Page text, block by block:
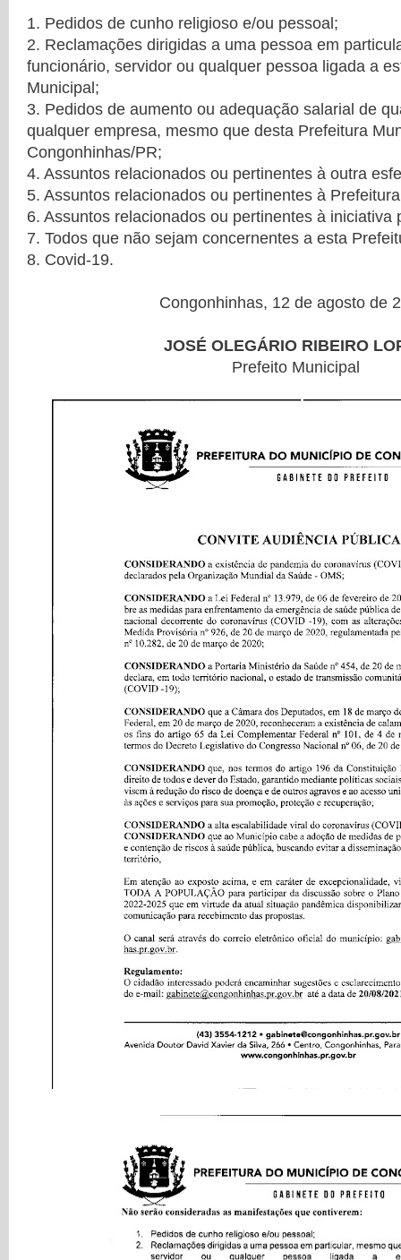
1. Pedidos de cunho religioso e/ou pessoal;
2. Reclamações dirigidas a uma pessoa em
funcionário, servidor ou qualquer pessoa ligada a
Municipal;
3. Pedidos de aumento ou adequação salarial de
qualquer empresa, mesmo que desta Prefeitura
Congonhinhas/PR;
4. Assuntos relacionados ou pertinentes à outra
5. Assuntos relacionados ou pertinentes à
6. Assuntos relacionados ou pertinentes à iniciativa
7. Todos que não sejam concernentes a esta
8. Covid-19.
Congonhinhas, 12 de agosto de
JOSÉ OLEGÁRIO RIBEIRO
Prefeito Municipal